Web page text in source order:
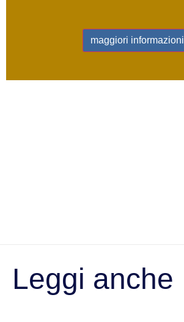
maggiori informazioni
Leggi anche